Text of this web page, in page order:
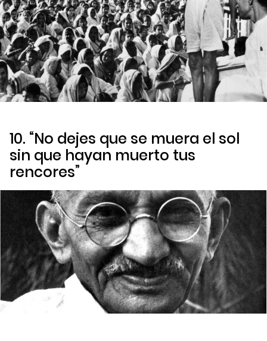
10. “No dejes que se muera el sol
sin que hayan muerto tus
rencores”